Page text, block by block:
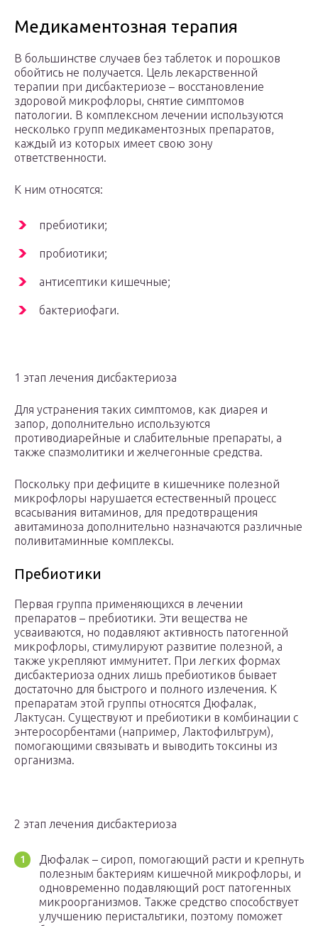
Медикаментозная терапия
В большинстве случаев без таблеток и порошков
обойтись не получается. Цель лекарственной
терапии при дисбактериозе – восстановление
здоровой микрофлоры, снятие симптомов
патологии. В комплексном лечении используются
несколько групп медикаментозных препаратов,
каждый из которых имеет свою зону
ответственности.
К ним относятся:
пребиотики;
пробиотики;
антисептики кишечные;
бактериофаги.
1 этап лечения дисбактериоза
Для устранения таких симптомов, как диарея и
запор, дополнительно используются
противодиарейные и слабительные препараты, а
также спазмолитики и желчегонные средства.
Поскольку при дефиците в кишечнике полезной
микрофлоры нарушается естественный процесс
всасывания витаминов, для предотвращения
авитаминоза дополнительно назначаются различные
поливитаминные комплексы.
Пребиотики
Первая группа применяющихся в лечении
препаратов – пребиотики. Эти вещества не
усваиваются, но подавляют активность патогенной
микрофлоры, стимулируют развитие полезной, а
также укрепляют иммунитет. При легких формах
дисбактериоза одних лишь пребиотиков бывает
достаточно для быстрого и полного излечения. К
препаратам этой группы относятся Дюфалак,
Лактусан. Существуют и пребиотики в комбинации с
энтеросорбентами (например, Лактофильтрум),
помогающими связывать и выводить токсины из
организма.
2 этап лечения дисбактериоза
Дюфалак – сироп, помогающий расти и крепнуть
полезным бактериям кишечной микрофлоры, и
одновременно подавляющий рост патогенных
микроорганизмов. Также средство способствует
улучшению перистальтики, поэтому поможет